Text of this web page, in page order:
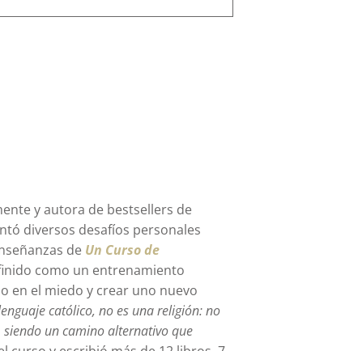
y autora de bestsellers de
diversos desafíos personales
de Un Curso de
como un entrenamiento
en el miedo y crear uno nuevo
católico, no es una religión: no
un camino alternativo que